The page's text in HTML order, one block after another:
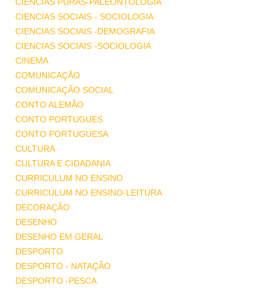
CIENCIAS SOCIAIS - SOCIOLOGIA
CIENCIAS SOCIAIS -DEMOGRAFIA
CIENCIAS SOCIAIS -SOCIOLOGIA
CINEMA
COMUNICAÇÃO
COMUNICAÇÃO SOCIAL
CONTO ALEMÃO
CONTO PORTUGUES
CONTO PORTUGUESA
CULTURA
CULTURA E CIDADANIA
CURRICULUM NO ENSINO
CURRICULUM NO ENSINO-LEITURA
DECORAÇÃO
DESENHO
DESENHO EM GERAL
DESPORTO
DESPORTO - NATAÇÃO
DESPORTO -PESCA